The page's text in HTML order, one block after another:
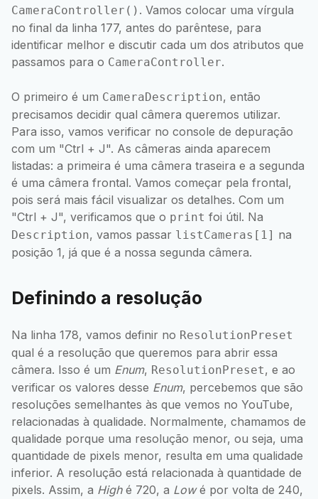
CameraController() . Vamos colocar uma vírgula
no final da linha 177, antes do parêntese, para
identificar melhor e discutir cada um dos atributos que
passamos para o CameraController.
O primeiro é um CameraDescription, então
precisamos decidir qual câmera queremos utilizar.
Para isso, vamos verificar no console de depuração
com um "Ctrl + J". As câmeras ainda aparecem
listadas: a primeira é uma câmera traseira e a segunda
é uma câmera frontal. Vamos começar pela frontal,
pois será mais fácil visualizar os detalhes. Com um
"Ctrl + J", verificamos que o print foi útil. Na
Description, vamos passar listCameras[1] na
posição 1, já que é a nossa segunda câmera.
Definindo a resolução
Na linha 178, vamos definir no ResolutionPreset
qual é a resolução que queremos para abrir essa
câmera. Isso é um Enum, ResolutionPreset, e ao
verificar os valores desse Enum, percebemos que são
resoluções semelhantes às que vemos no YouTube,
relacionadas à qualidade. Normalmente, chamamos de
qualidade porque uma resolução menor, ou seja, uma
quantidade de pixels menor, resulta em uma qualidade
inferior. A resolução está relacionada à quantidade de
pixels. Assim, a Highé 720, a Lowé por volta de 240,